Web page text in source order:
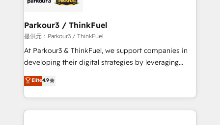
companies scale faster and smarter. 🔹 BOOMS:
Demand generation for all your buyers With BOOMS,
you invest in 100% of your buyers, accelerating your
growth and positioning yourself as an undisputed
transformation process A methodology designed to
implement HubSpot effectively and optimize your
Parkour3 / ThinkFuel
提供元：Parkour3 / ThinkFuel
At Parkour3 & ThinkFuel, we support companies in
developing their digital strategies by leveraging
technologies and automating their marketing and
sales processes to generate growth. Our offer spans
from Strategy to Operations. We specialize in CRM
onboarding and implementation, web design, sales
Elite4.9